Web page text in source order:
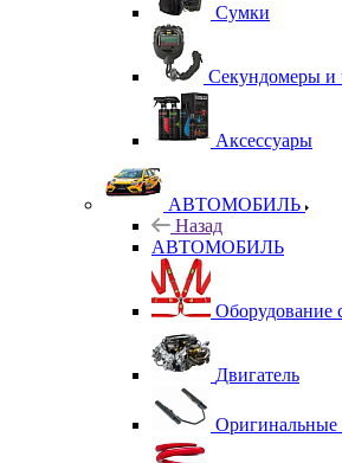
Сумки
Секундомеры и
Аксессуары
АВТОМОБИЛЬ
Назад
АВТОМОБИЛЬ
Оборудование
Двигатель
Оригинальные